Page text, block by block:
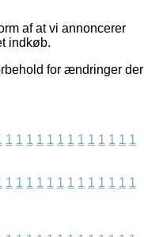
af at vi annoncerer
indkøb.
for ændringer der
1 1 1 1 1 1 1 1 1 1 1 1 1
1 1 1 1 1 1 1 1 1 1 1 1 1